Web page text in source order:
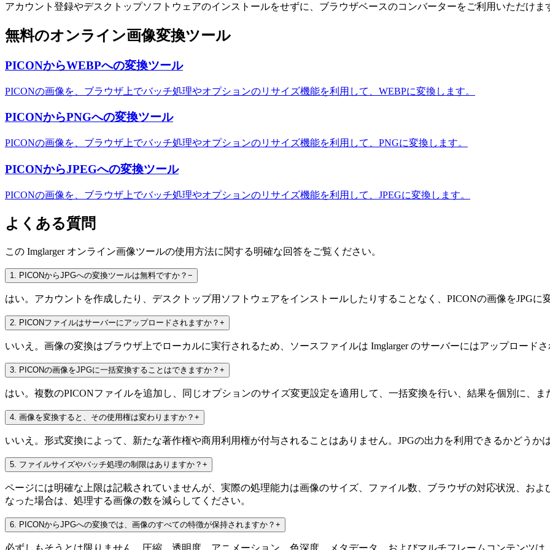
アカウント登録やデスクトップソフトウェアのインストールをせずに、ブラウザベースのコンバーターをご利用いただけま
無料のオンライン画像変換ツール
PICONからWEBPへの変換ツール
PICONの画像を、ブラウザ上でバッチ処理やオプションのリサイズ機能を利用して、WEBPに変換します。
PICONからPNGへの変換ツール
PICONの画像を、ブラウザ上でバッチ処理やオプションのリサイズ機能を利用して、PNGに変換します。
PICONからJPEGへの変換ツール
PICONの画像を、ブラウザ上でバッチ処理やオプションのリサイズ機能を利用して、JPEGに変換します。
よくある質問
この Imglarger オンライン画像ツールの使用方法に関する明確な回答をご覧ください。
1. PICONからJPGへの変換ツールは無料ですか？ −
はい。アカウントを作成したり、デスクトップ用ソフトウェアをインストールしたりすることなく、PICONの画像をJPGに
2. PICONファイルはサーバーにアップロードされますか？ +
いいえ。画像の変換はブラウザ上でローカルに実行されるため、ソースファイルは Imglarger のサーバーにはアップロード
3. PICONの画像をJPGに一括変換することはできますか？ +
はい。複数のPICONファイルを追加し、同じオプションのサイズ変更設定を適用して、一括変換を行い、結果を個別に、
4. 画像を変換すると、その使用権は変わりますか？ +
いいえ。形式変換によって、新たな著作権や商用利用権が付与されることはありません。JPGの出力を利用できるかどう
5. ファイルサイズやバッチ処理の制限はありますか？ +
ページには明確な上限は記載されていませんが、実際の処理能力は画像のサイズ、ファイル数、ブラウザの対応状況、お
なった場合は、処理する画像の数を減らしてください。
6. PICONからJPGへの変換では、画像のすべての特徴が保持されますか？ +